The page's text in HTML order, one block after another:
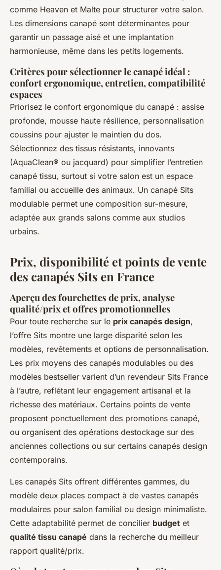
comme Heaven et Malte pour structurer votre salon.
Les dimensions canapé sont déterminantes pour
garantir un passage aisé et une implantation
harmonieuse, même dans les petits logements.
Critères pour sélectionner le canapé idéal :
confort ergonomique, entretien, compatibilité
espaces
Priorisez le confort ergonomique du canapé : assise
profonde, mousse haute résilience, personnalisation
coussins pour ajuster le maintien du dos.
Sélectionnez des tissus résistants, innovants
(AquaClean® ou jacquard) pour simplifier l’entretien
canapé tissu, surtout si votre salon est un espace
familial ou accueille des animaux. Un canapé Sits
modulable permet une composition sur-mesure,
adaptée aux grands salons comme aux studios
urbains.
Prix, disponibilité et points de vente
des canapés Sits en France
Aperçu des fourchettes de prix, analyse
qualité/prix et offres promotionnelles
Pour toute recherche sur le prix canapés design,
l’offre Sits montre une large disparité selon les
modèles, revêtements et options de personnalisation.
Les prix moyens des canapés modulables ou des
modèles bestseller varient d’un revendeur Sits France
à l’autre, reflétant leur engagement artisanal et la
richesse des matériaux. Certains points de vente
proposent ponctuellement des promotions canapé,
ou organisent des opérations destockage sur des
anciennes collections ou sur certains canapés design
contemporains.
Les canapés Sits offrent différentes gammes, du
modèle deux places compact à de vastes canapés
modulaires pour salon familial ou design minimaliste.
Cette adaptabilité permet de concilier budget et
qualité tissu canapé dans la recherche du meilleur
rapport qualité/prix.